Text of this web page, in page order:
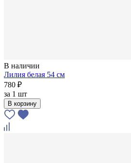
В наличии
Лилия белая 54 см
780 ₽
за 1 шт
В корзину